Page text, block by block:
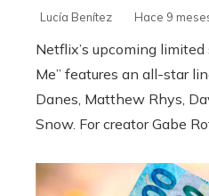
Lucía Benítez Hace 9
Netflix’s upcoming
Me” features an all-star
Danes, Matthew Rhys,
Snow. For creator Gabe